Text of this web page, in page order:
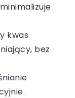
kwas
bez